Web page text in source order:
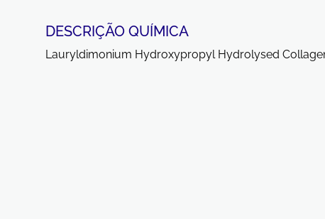
DESCRIÇÃO QUÍMICA
Lauryldimonium Hydroxypropyl Hydrolysed